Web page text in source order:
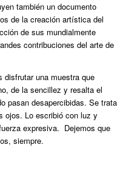
también un documento
de la creación artística del
de sus mundialmente
contribuciones del arte de
disfrutar una muestra que
de la sencillez y resalta el
pasan desapercibidas. Se trata
ojos. Lo escribió con luz y
expresiva. Dejemos que
siempre.